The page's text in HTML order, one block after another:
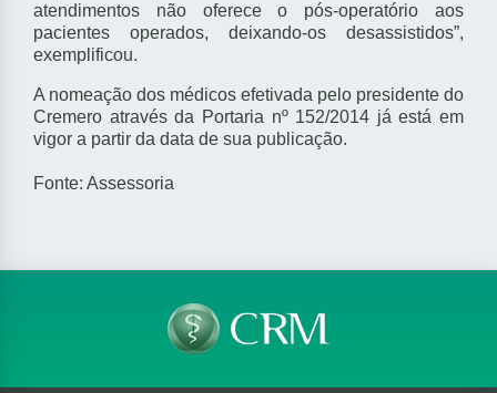
atendimentos não oferece o pós-operatório aos
pacientes operados, deixando-os desassistidos”,
exemplificou.
A nomeação dos médicos efetivada pelo presidente do
Cremero através da Portaria nº 152/2014 já está em
vigor a partir da data de sua publicação.
Fonte: Assessoria